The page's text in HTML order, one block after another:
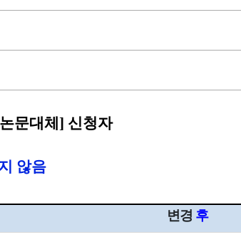
문대체] 신청자
않음
변경 후